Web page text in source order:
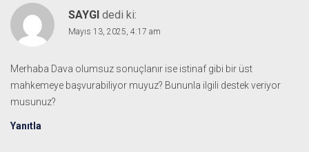
SAYGI dedi ki:
Mayıs 13, 2025, 4:17 am
Merhaba Dava olumsuz sonuçlanır ise istinaf gibi bir üst
mahkemeye başvurabiliyor muyuz? Bununla ilgili destek veriyor
musunuz?
Yanıtla